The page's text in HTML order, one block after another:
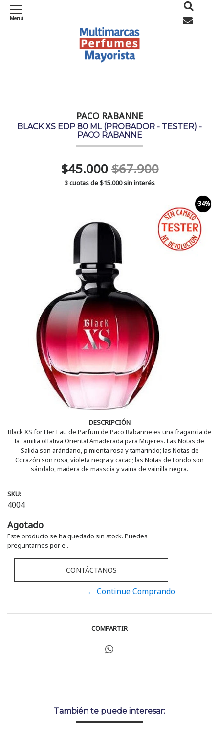
Menú
PACO RABANNE
BLACK XS EDP 80 ML (PROBADOR - TESTER) -
PACO RABANNE
$45.000$67.900
3 cuotas de$15.000sin interés
-34%
DESCRIPCIÓN
Black XS for Her Eau de Parfum de Paco Rabanne es una fragancia de
la familia olfativa Oriental Amaderada para Mujeres. Las Notas de
Salida son arándano, pimienta rosa y tamarindo; las Notas de
Corazón son rosa, violeta negra y cacao; las Notas de Fondo son
sándalo, madera de massoia y vaina de vainilla negra.
SKU:
4004
Agotado
Este producto se ha quedado sin stock. Puedes
preguntarnos por el.
CONTÁCTANOS
← Continue Comprando
COMPARTIR
También te puede interesar: